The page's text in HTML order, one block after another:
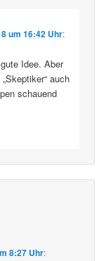
um 16:42 Uhr:
Idee. Aber
auch
schauend
8:27 Uhr: